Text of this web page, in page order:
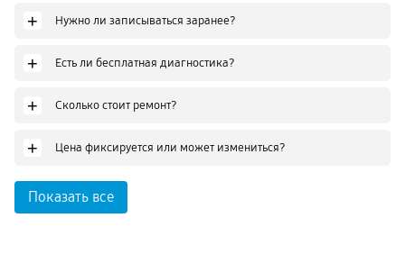
+ Нужно ли записываться заранее?
+ Есть ли бесплатная диагностика?
+ Сколько стоит ремонт?
+ Цена фиксируется или может измениться?
Показать все